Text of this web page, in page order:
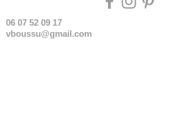
06 07 52 09 17
vboussu@gmail.com